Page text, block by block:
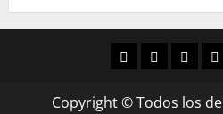
Copyright © Todos los